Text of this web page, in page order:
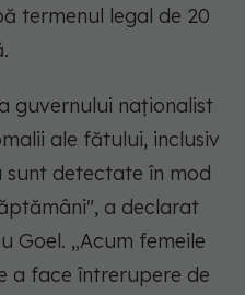
termenul legal de 20
guvernului naționalist
ale fătului, inclusiv
sunt detectate în mod
a declarat
Goel. „Acum femeile
a face întrerupere de